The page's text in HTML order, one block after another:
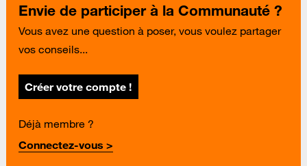
Envie de participer à la Communauté ?
Vous avez une question à poser, vous voulez partager
vos conseils...
Créer votre compte !
Déjà membre ?
Connectez-vous >